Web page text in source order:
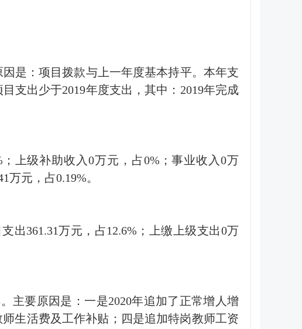
是：项目拨款与上一年度基本持平。本年支
支出少于2019年度支出，其中：2019年完成
上级补助收入0万元，占0%；事业收入0万
元，占0.19%。
出361.31万元，占12.6%；上缴上级支出0万
主要原因是：一是2020年追加了正常增人增
生活费及工作补贴；四是追加特岗教师工资